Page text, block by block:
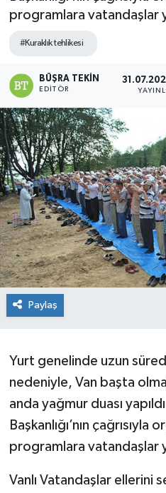
programlara vatandaşlar
#Kuraklık tehlikesi
BÜŞRA TEKIN
EDITÖR
Paylaş
Yurt genelinde uzun
nedeniyle, Van başta
anda yağmur duası
Başkanlığı’nın çağrısıyla
programlara vatandaşlar
Vanlı Vatandaşlar ellerini